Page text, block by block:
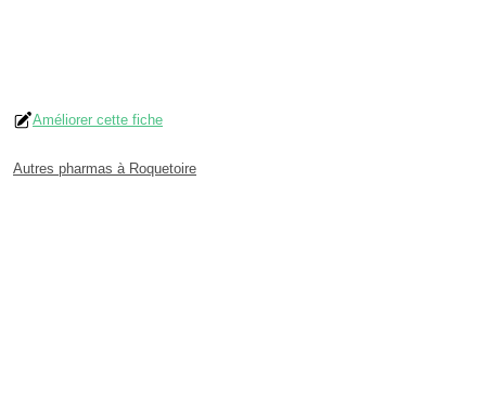
Améliorer cette fiche
Autres pharmas à Roquetoire